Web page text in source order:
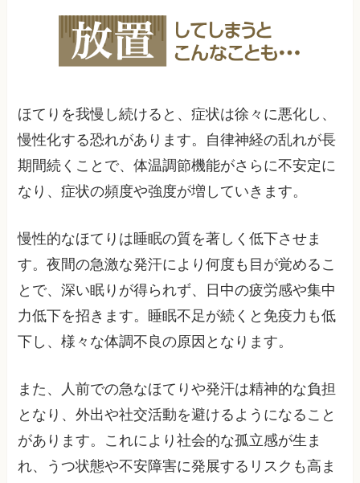
ほてりを我慢し続けると、症状は徐々に悪化し、
慢性化する恐れがあります。自律神経の乱れが長
期間続くことで、体温調節機能がさらに不安定に
なり、症状の頻度や強度が増していきます。
慢性的なほてりは睡眠の質を著しく低下させま
す。夜間の急激な発汗により何度も目が覚めるこ
とで、深い眠りが得られず、日中の疲労感や集中
力低下を招きます。睡眠不足が続くと免疫力も低
下し、様々な体調不良の原因となります。
また、人前での急なほてりや発汗は精神的な負担
となり、外出や社交活動を避けるようになること
があります。これにより社会的な孤立感が生ま
れ、うつ状態や不安障害に発展するリスクも高ま